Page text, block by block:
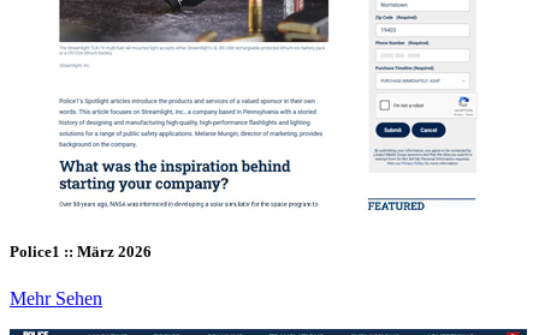
Police1 :: März 2026
Mehr Sehen